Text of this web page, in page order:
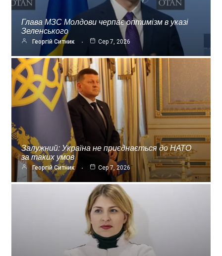
Глава МЗС Молдови черпає оптимізм в указі
Зеленського
Георгій Ситник Сер 7, 2026
Залужний: Україна не приєднається до НАТО
за таких умов
Георгій Ситник Сер 7, 2026